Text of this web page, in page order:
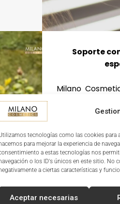
tecnologías como las cookies
para mejorar la experiencia de
a estas tecnologías nos
o los ID's únicos en este sitio. No
a ciertas características y
Aceptar necesarias
Soporte
Milano
comercial,
especializado
Este
franquicia en
implante de
a las
garantizando el